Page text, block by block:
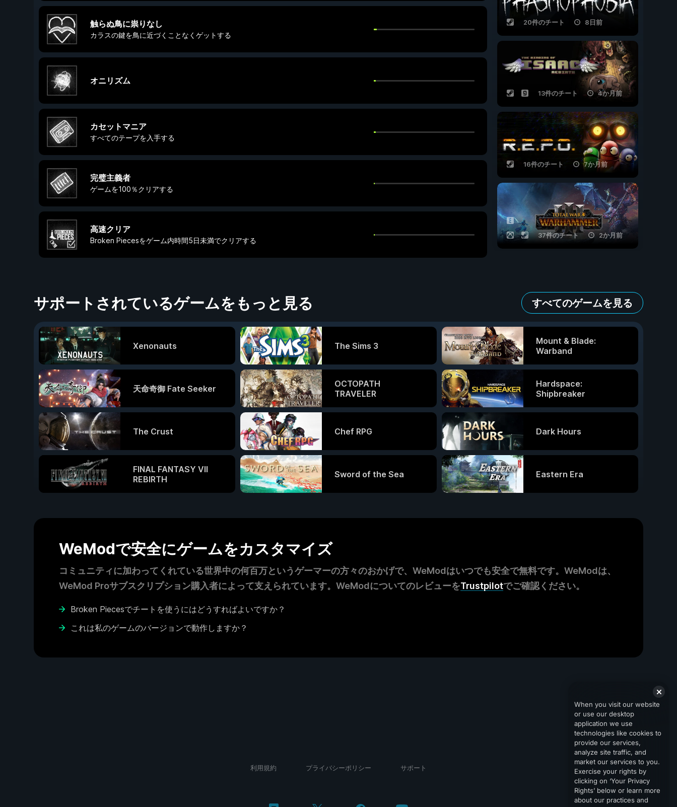
触らぬ鳥に祟りなし
カラスの鍵を鳥に近づくことなくゲットする
オニリズム
カセットマニア
すべてのテープを入手する
完璧主義者
ゲームを100％クリアする
高速クリア
Broken Piecesをゲーム内時間5日未満でクリアする
20件のチート 8日前
13件のチート 4か月前
16件のチート 7か月前
37件のチート 2か月前
サポートされているゲームをもっと見る すべてのゲームを見る
Xenonauts The Sims 3
Mount & Blade:
Warband
天命奇御 Fate Seeker
OCTOPATH
TRAVELER
Hardspace:
Shipbreaker
The Crust Chef RPG Dark Hours
FINAL FANTASY VII
REBIRTH
Sword of the Sea Eastern Era
WeModで安全にゲームをカスタマイズ
コミュニティに加わってくれている世界中の何百万というゲーマーの方々のおかげで、WeModはいつでも安全で無料です。WeModは、
WeMod Proサブスクリプション購入者によって支えられています。WeModについてのレビューをTrustpilotでご確認ください。
Broken Piecesでチートを使うにはどうすればよいですか？
これは私のゲームのバージョンで動作しますか？
利用規約 プライバシーポリシー サポート
When you visit our website
or use our desktop
application we use
technologies like cookies to
provide our services,
analyze site traffic, and
market our services to you.
Exercise your rights by
clicking on ‘Your Privacy
Rights’ below or learn more
about our practices and